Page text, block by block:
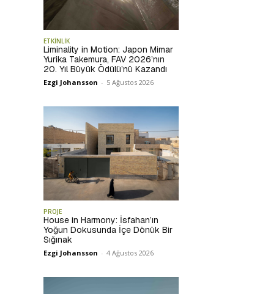
ETKİNLİK
Liminality in Motion: Japon Mimar
Yurika Takemura, FAV 2026’nın
20. Yıl Büyük Ödülü’nü Kazandı
Ezgi Johansson - 5 Ağustos 2026
PROJE
House in Harmony: İsfahan’ın
Yoğun Dokusunda İçe Dönük Bir
Sığınak
Ezgi Johansson - 4 Ağustos 2026